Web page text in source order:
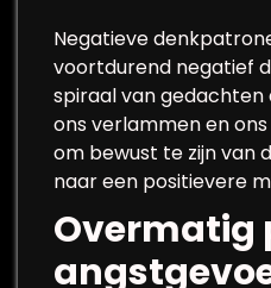
Negatieve
voortdurend negatief
spiraal van gedachten
ons verlammen en
om bewust te zijn van
naar een positievere
Overmatig